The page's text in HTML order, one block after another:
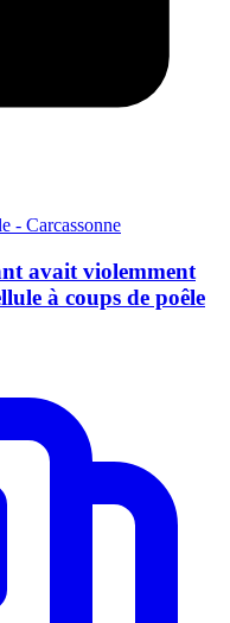
- Carcassonne
avait violemment
à coups de poêle